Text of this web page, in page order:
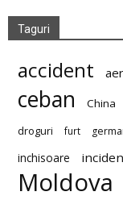
Taguri
accident
ceban China
droguri furt
inchisoare
Moldova